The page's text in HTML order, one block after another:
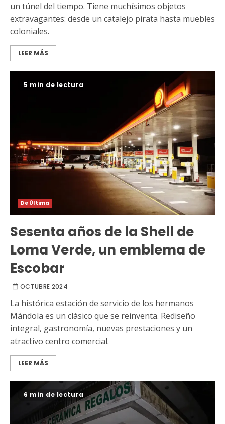
un túnel del tiempo. Tiene muchísimos objetos
extravagantes: desde un catalejo pirata hasta muebles
coloniales.
LEER MÁS
5 min de lectura
De Última
Sesenta años de la Shell de
Loma Verde, un emblema de
Escobar
OCTUBRE 2024
La histórica estación de servicio de los hermanos
Mándola es un clásico que se reinventa. Rediseño
integral, gastronomía, nuevas prestaciones y un
atractivo centro comercial.
LEER MÁS
6 min de lectura